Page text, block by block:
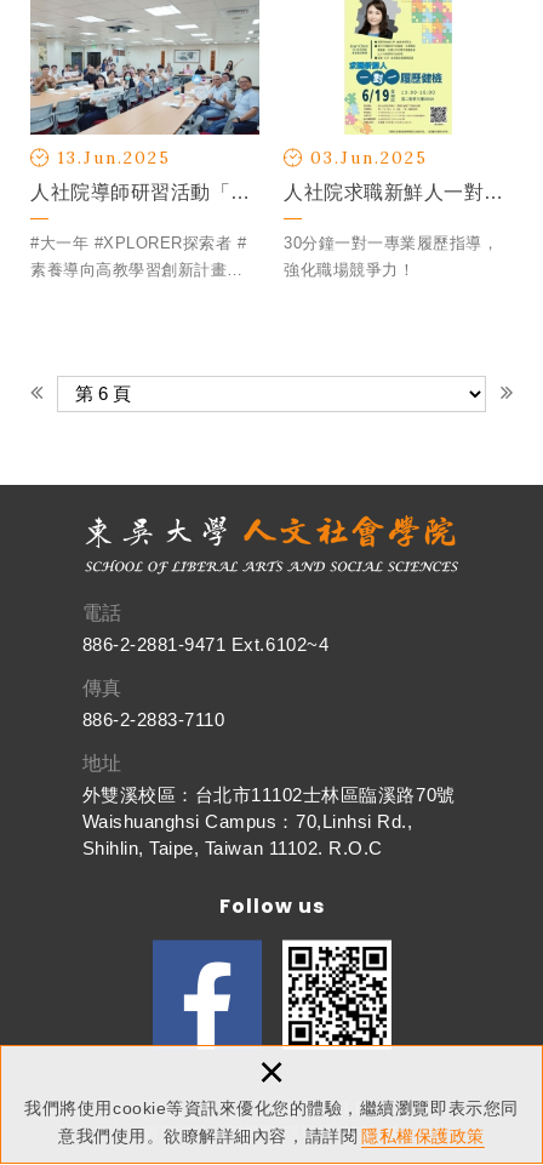
我們將使用cookie等資訊來優化您的體驗，繼續瀏覽即表示您同
意我們使用。欲瞭解詳細內容，請詳閱 隱私權保護政策
×
13.Jun.2025
人社院導師研習活動「大一新生的挑戰與適應」
#大一年 #XPLORER探索者 #
素養導向高教學習創新計畫
03.Jun.2025
人社院求職新鮮人一對一履歷健檢
30分鐘一對一專業履歷指導，
強化職場競爭力！
電話
886-2-2881-9471 Ext.6102~4
傳真
886-2-2883-7110
地址
外雙溪校區：台北市11102士林區臨溪路70號
Waishuanghsi Campus：70,Linhsi Rd.,
Shihlin, Taipe, Taiwan 11102. R.O.C
Follow us
Copyright © 東吳大學人文社會學院 All Rights Reserved.
網頁設計：新視野 隱私權保護政策